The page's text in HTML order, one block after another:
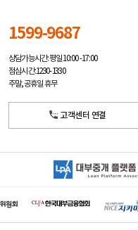
1599-9687
상담가능시간: 평일10:00 -17:00
점심시간: 12:30 - 13:30
주말, 공휴일 휴무
고객센터 연결